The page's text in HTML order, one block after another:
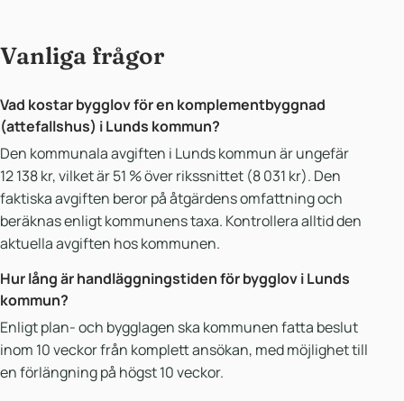
Vanliga frågor
Vad kostar bygglov för en komplementbyggnad
(attefallshus) i Lunds kommun?
Den kommunala avgiften i Lunds kommun är ungefär
12 138 kr, vilket är 51 % över rikssnittet (8 031 kr). Den
faktiska avgiften beror på åtgärdens omfattning och
beräknas enligt kommunens taxa. Kontrollera alltid den
aktuella avgiften hos kommunen.
Hur lång är handläggningstiden för bygglov i Lunds
kommun?
Enligt plan- och bygglagen ska kommunen fatta beslut
inom 10 veckor från komplett ansökan, med möjlighet till
en förlängning på högst 10 veckor.